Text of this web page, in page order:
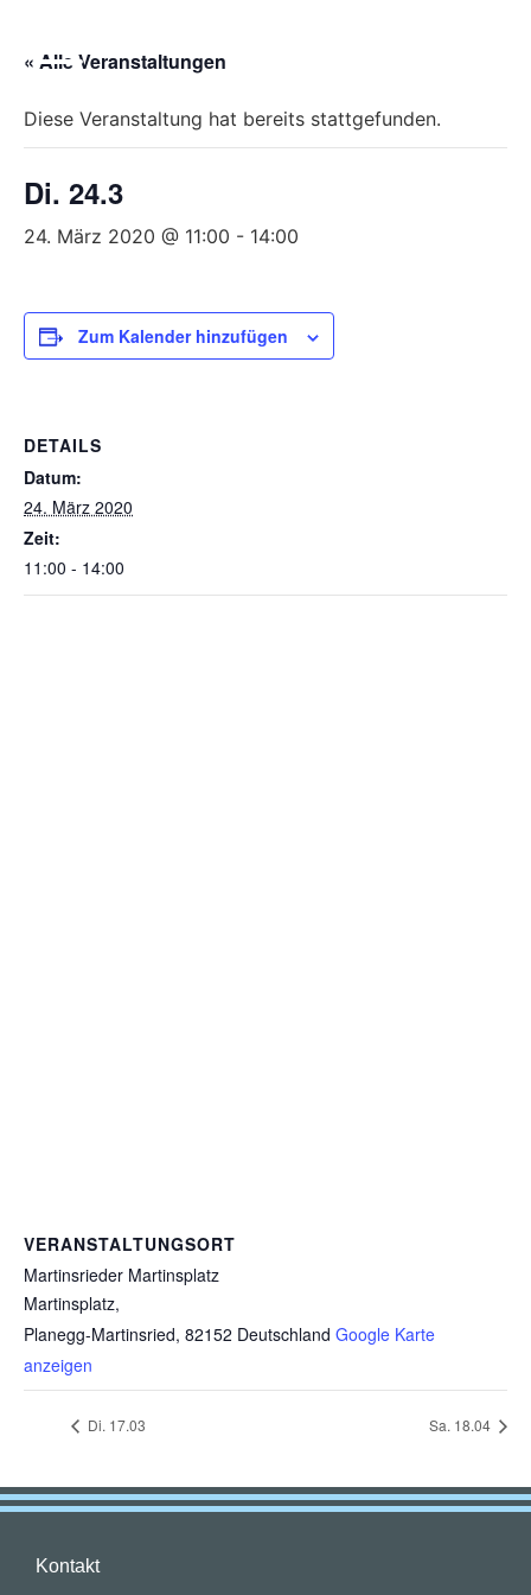
Sie,
diese
ein
verwendet.
« Alle Veranstaltungen
Diese Veranstaltung hat bereits stattgefunden.
Di. 24.3
24. März 2020 @ 11:00 - 14:00
Zum Kalender hinzufügen
DETAILS
Datum:
24. März 2020
Zeit:
11:00 - 14:00
VERANSTALTUNGSORT
Martinsrieder Martinsplatz
Martinsplatz,
Planegg-Martinsried, 82152 Deutschland Google Karte
anzeigen
Di. 17.03 Sa. 18.04
Kontakt